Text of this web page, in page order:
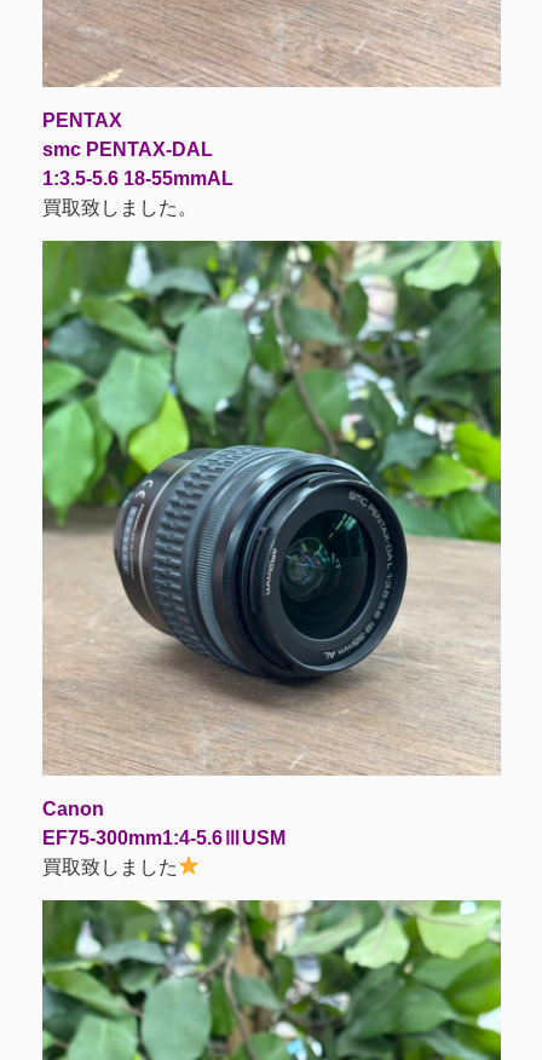
PENTAX
smc PENTAX-DAL
1:3.5-5.6 18-55mmAL
買取致しました。
Canon
EF75-300mm1:4-5.6ⅢUSM
買取致しました